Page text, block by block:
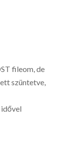
fileom, de
szüntetve,